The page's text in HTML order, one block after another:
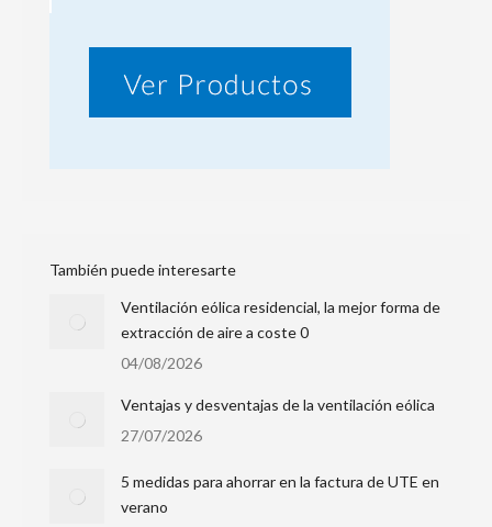
También puede interesarte
Ventilación eólica residencial, la mejor forma de
extracción de aire a coste 0
04/08/2026
Ventajas y desventajas de la ventilación eólica
27/07/2026
5 medidas para ahorrar en la factura de UTE en
verano